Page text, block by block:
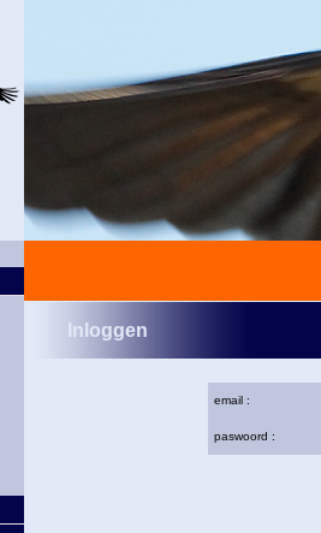
Inloggen
email :
paswoord :